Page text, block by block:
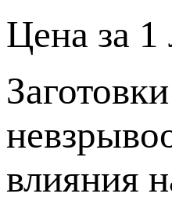
Цена за 1
влияния